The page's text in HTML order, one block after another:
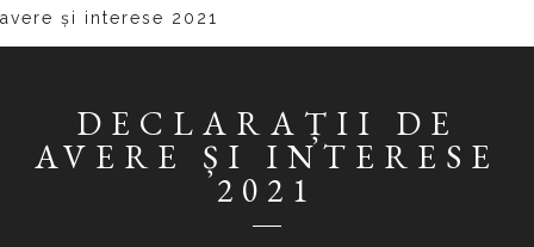
avere și interese 2021
DECLARAȚII DE
AVERE ȘI INTERESE
2021